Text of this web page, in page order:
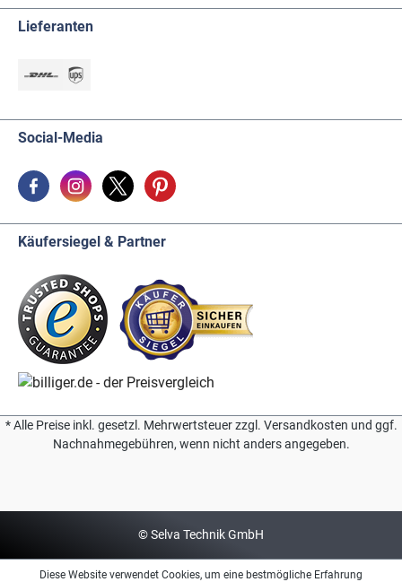
Lieferanten
Social-Media
Käufersiegel & Partner
* Alle Preise inkl. gesetzl. Mehrwertsteuer zzgl. Versandkosten und ggf.
Nachnahmegebühren, wenn nicht anders angegeben.
© Selva Technik GmbH
Diese Website verwendet Cookies, um eine bestmögliche Erfahrung